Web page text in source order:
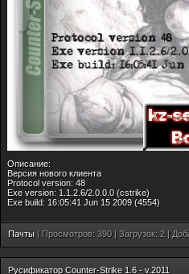
Описание:
Версия нового клиента
Protocol version: 48
Exe version: 1.1.2.6/2.0.0.0 (cstrike)
Exe build: 16:05:41 Jun 15 2009 (4554)
Пачты | Просмотров: 390 | Загрузок: 2 |
Русификатор Counter-Strike 1.6 - v.2011